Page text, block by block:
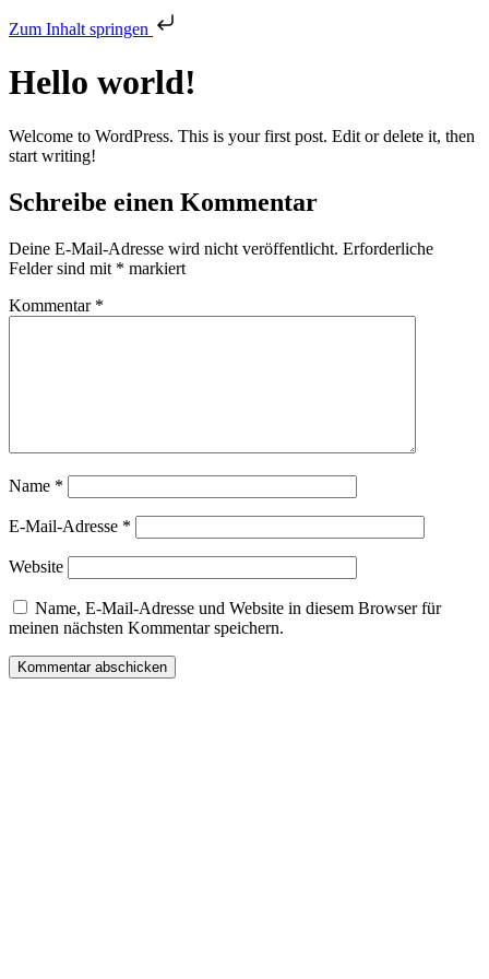
Zum Inhalt springen
Hello world!
Welcome to WordPress. This is your first post. Edit or delete it, then
start writing!
Schreibe einen Kommentar
Deine E-Mail-Adresse wird nicht veröffentlicht. Erforderliche
Felder sind mit * markiert
Kommentar *
Name *
E-Mail-Adresse *
Website
Name, E-Mail-Adresse und Website in diesem Browser für
meinen nächsten Kommentar speichern.